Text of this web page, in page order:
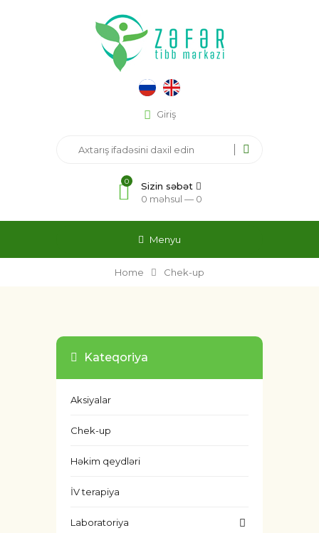
Giriş
0
Sizin səbət
0 məhsul — 0
Menyu
Home Chek-up
Kateqoriya
Aksiyalar
Chek-up
Həkim qeydləri
İV terapiya
Laboratoriya